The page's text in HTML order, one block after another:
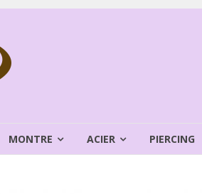
MONTRE ACIER PIERCING